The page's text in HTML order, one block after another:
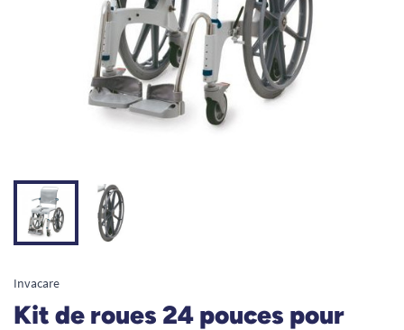
Invacare
Kit de roues 24 pouces pour